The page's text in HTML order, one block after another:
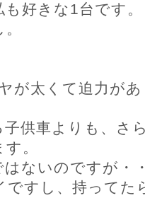
好きな1台です。
が太くて迫力が
子供車よりも、さ
。
ないのですが・
ですし、持ってた